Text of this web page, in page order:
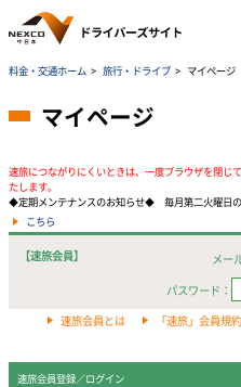
料金・交通ホーム > 旅行・ドライブ > マイページ
マイページ
速旅につながりにくいときは、一度ブラウザを閉じ
たします。
◆定期メンテナンスのお知らせ◆ 毎月第二火曜日
こちら
【速旅会員】
メー
パスワード：
速旅会員とは 「速旅」会員規約
速旅会員登録／ログイン